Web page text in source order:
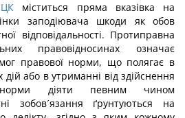
ЦК міститься пряма вказівка на
заподіювача шкоди як обов
відповідальності. Протиправна
правовідносинах означає
правової норми, що полягає в
дій або в утриманні від здійснення
норми діяти певним чином
зобов´язання ґрунтуються на